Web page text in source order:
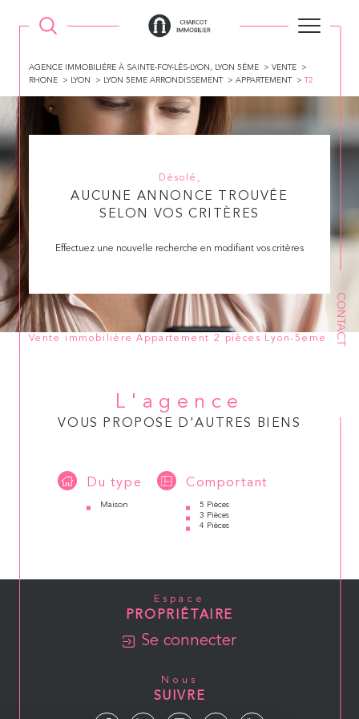
CONTACT
AGENCE IMMOBILIÉRE À SAINTE-FOY-LÉS-LYON, LYON 5ÉME
VENTE
RHONE
LYON LYON 5EME ARRONDISSEMENT APPARTEMENT T2
Désolé,
AUCUNE ANNONCE TROUVÉE
SELON VOS CRITÈRES
Effectuez une nouvelle recherche en modifiant vos critères
Vente immobilière Appartement 2 pièces Lyon-5eme
L'agence
VOUS PROPOSE D'AUTRES BIENS
Du type
Maison
Comportant
5 Pièces
3 Pièces
4 Pièces
Espace
PROPRIÉTAIRE
Se connecter
Nous
SUIVRE